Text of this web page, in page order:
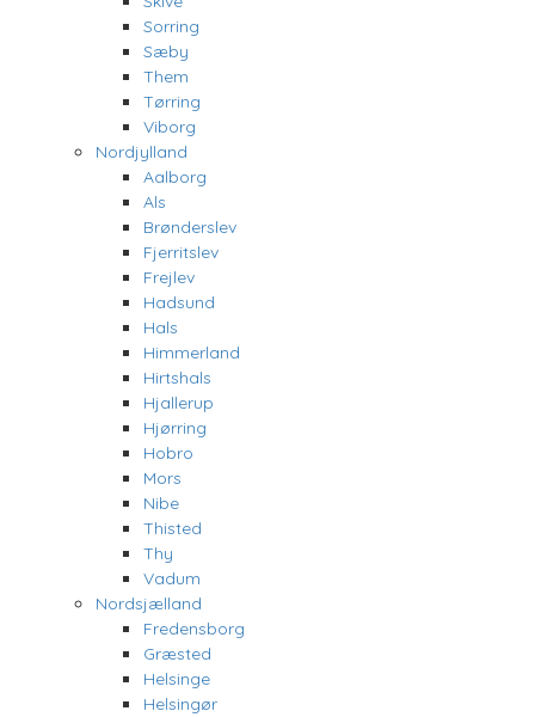
Sorring
Sæby
Them
Tørring
Viborg
Nordjylland
Aalborg
Als
Brønderslev
Fjerritslev
Frejlev
Hadsund
Hals
Himmerland
Hirtshals
Hjallerup
Hjørring
Hobro
Mors
Nibe
Thisted
Thy
Vadum
Nordsjælland
Fredensborg
Græsted
Helsinge
Helsingør